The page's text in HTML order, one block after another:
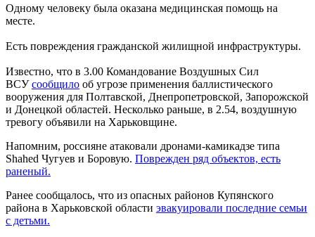
Одному человеку была оказана медицинская помощь на
месте.
Есть повреждения гражданской жилищной инфраструктуры.
Известно, что в 3.00 Командование Воздушных Сил
ВСУсообщило об угрозе применения баллистического
вооружения для Полтавской, Днепропетровской, Запорожской
и Донецкой областей. Несколько раньше, в 2.54, воздушную
тревогу объявили на Харьковщине.
Напомним, россияне атаковали дронами-камикадзе типа
Shahed Чугуев и Боровую. Поврежден ряд объектов, есть
раненый.
Ранее сообщалось, что из опасных районов Купянского
района в Харьковской области эвакуировали последние семьи
с детьми.